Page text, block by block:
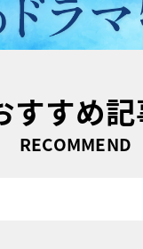
すすめ
RECOMMEND